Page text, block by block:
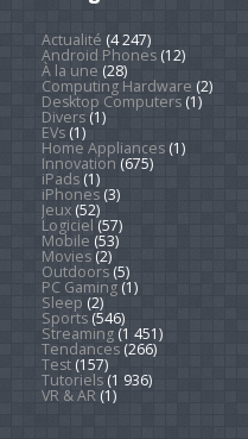
Actualité (4 247)
Android Phones(12)
À la une (28)
Computing Hardware (2)
Desktop Computers(1)
Divers(1)
EVs(1)
Home Appliances(1)
Innovation (675)
iPads(1)
iPhones(3)
Jeux(52)
Logiciel (57)
Mobile (53)
Movies(2)
Outdoors(5)
PC Gaming(1)
Sleep (2)
Sports(546)
Streaming(1 451)
Tendances(266)
Test(157)
Tutoriels(1 936)
VR & AR(1)